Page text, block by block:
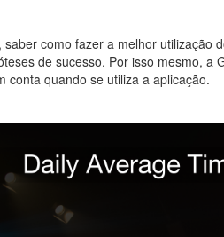
como fazer a melhor utilização
de sucesso. Por isso mesmo, a
conta quando se utiliza a aplicação.